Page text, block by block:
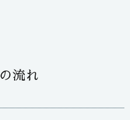
流れ